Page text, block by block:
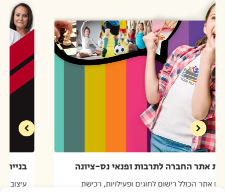
בניית אתר החברה לתרבות ופנאי נס-ציונה
פיתוח אתר הכולל רישום לחוגים ופעילויות, רכישת